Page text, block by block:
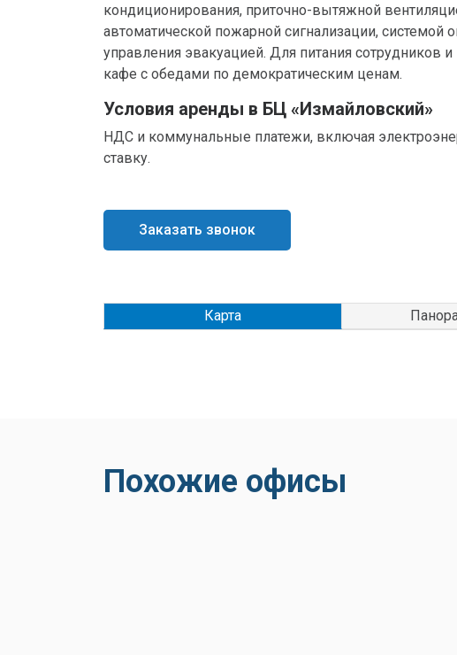
кондиционирования, приточно-вытяжной
автоматической пожарной сигнализации, системой
управления эвакуацией. Для питания сотрудников и
кафе с обедами по демократическим ценам.
Условия аренды в БЦ «Измайловский»
НДС и коммунальные платежи, включая
ставку.
Заказать звонок
Карта
Похожие офисы